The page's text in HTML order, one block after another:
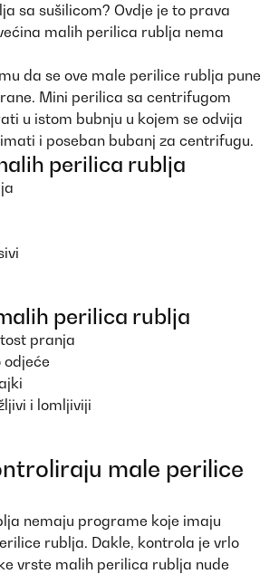
sa sušilicom? Ovdje je to prava
malih perilica rublja nema
da se ove male perilice rublja pune
Mini perilica sa centrifugom
u istom bubnju u kojem se odvija
i poseban bubanj za centrifugu.
perilica rublja
perilica rublja
pranja
odjeće
i lomljiviji
male perilice
nemaju programe koje imaju
rublja. Dakle, kontrola je vrlo
vrste malih perilica rublja nude